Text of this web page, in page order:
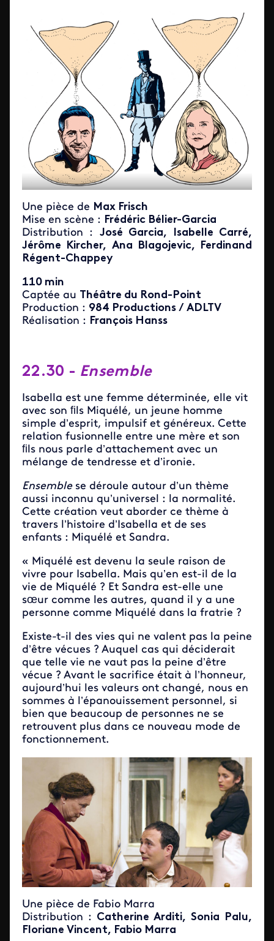
Une pièce de Max Frisch
Mise en scène : Frédéric Bélier-Garcia
Distribution : José Garcia, Isabelle Carré,
Jérôme Kircher, Ana Blagojevic, Ferdinand
Régent-Chappey
110 min
Captée au Théâtre du Rond-Point
Production : 984 Productions / ADLTV
Réalisation : François Hanss
22.30 - Ensemble
Isabella est une femme déterminée, elle vit
avec son ﬁls Miquélé, un jeune homme
simple d’esprit, impulsif et généreux. Cette
relation fusionnelle entre une mère et son
ﬁls nous parle d’attachement avec un
mélange de tendresse et d’ironie.
Ensemblese déroule autour d’un thème
aussi inconnu qu’universel : la normalité.
Cette création veut aborder ce thème à
travers l’histoire d’Isabella et de ses
enfants : Miquélé et Sandra.
« Miquélé est devenu la seule raison de
vivre pour Isabella. Mais qu’en est-il de la
vie de Miquélé ? Et Sandra est-elle une
sœur comme les autres, quand il y a une
personne comme Miquélé dans la fratrie ?
Existe-t-il des vies qui ne valent pas la peine
d’être vécues ? Auquel cas qui déciderait
que telle vie ne vaut pas la peine d’être
vécue ? Avant le sacrifice était à l’honneur,
aujourd’hui les valeurs ont changé, nous en
sommes à l’épanouissement personnel, si
bien que beaucoup de personnes ne se
retrouvent plus dans ce nouveau mode de
fonctionnement.
Une pièce de Fabio Marra
Distribution : Catherine Arditi, Sonia Palu,
Floriane Vincent, Fabio Marra